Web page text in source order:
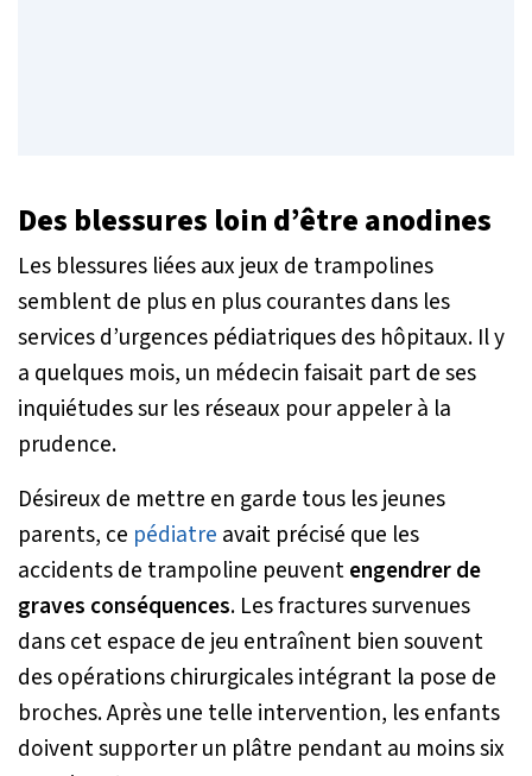
Des blessures loin d’être anodines
Les blessures liées aux jeux de trampolines
semblent de plus en plus courantes dans les
services d’urgences pédiatriques des hôpitaux. Il y
a quelques mois, un médecin faisait part de ses
inquiétudes sur les réseaux pour appeler à la
prudence.
Désireux de mettre en garde tous les jeunes
parents, ce pédiatre avait précisé que les
accidents de trampoline peuventengendrer de
graves conséquences. Les fractures survenues
dans cet espace de jeu entraînent bien souvent
des opérations chirurgicales intégrant la pose de
broches. Après une telle intervention, les enfants
doivent supporter un plâtre pendant au moins six